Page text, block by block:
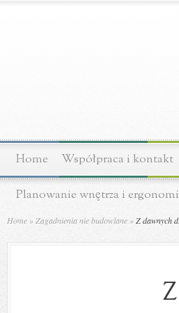
Home Współpraca i kontakt
Planowanie wnętrza i
Home » Zagadnienia nie budowlane »Z dawnych